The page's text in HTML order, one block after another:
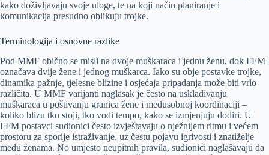
kako doživljavaju svoje uloge, te na koji način planiranje i
komunikacija presudno oblikuju trojke.
Terminologija i osnovne razlike
Pod MMF obično se misli na dvoje muškaraca i jednu ženu, dok FFM
označava dvije žene i jednog muškarca. Iako su obje postavke trojke,
dinamika pažnje, tjelesne blizine i osjećaja pripadanja može biti vrlo
različita. U MMF varijanti naglasak je često na usklađivanju
muškaraca u poštivanju granica žene i međusobnoj koordinaciji –
koliko blizu tko stoji, tko vodi tempo, kako se izmjenjuju dodiri. U
FFM postavci sudionici često izvještavaju o nježnijem ritmu i većem
prostoru za sporije istraživanje, uz čestu pojavu igrivosti i znatiželje
među ženama. No umjesto neupitnih pravila, sudionici naglašavaju da